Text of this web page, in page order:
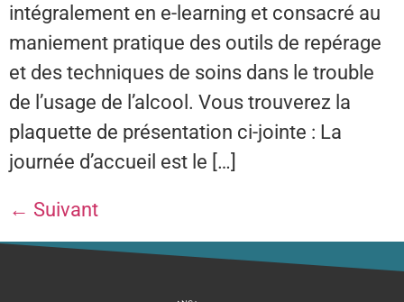
intégralement en e-learning et consacré au
maniement pratique des outils de repérage
et des techniques de soins dans le trouble
de l’usage de l’alcool. Vous trouverez la
plaquette de présentation ci-jointe : La
journée d’accueil est le […]
← Suivant